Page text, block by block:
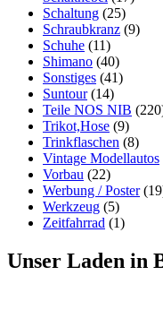
Schaltung (25)
Schraubkranz (9)
Schuhe (11)
Shimano (40)
Sonstiges (41)
Suntour (14)
Teile NOS NIB
Trikot,Hose (9)
Trinkflaschen (8)
Vintage Modellautos
Vorbau (22)
Werbung / Poster
Werkzeug (5)
Zeitfahrrad (1)
Unser Laden in